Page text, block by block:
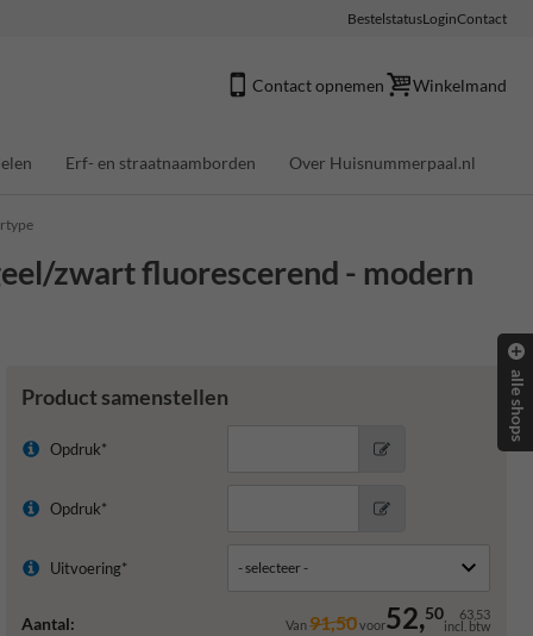
BestelstatusLoginContact
Contact opnemen Winkelmand
Erf- en straatnaamborden Over Huisnummerpaal.nl
zwart fluorescerend - modern
Product samenstellen
Opdruk*
Opdruk*
Uitvoering*
Aantal: Van91,50voor52,50 63,53
incl. btw
alle shops